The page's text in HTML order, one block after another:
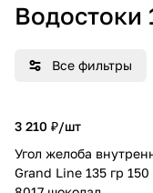
Водостоки
Все фильтры
3 210 ₽/шт
Угол желоба
Grand Line 135 гр